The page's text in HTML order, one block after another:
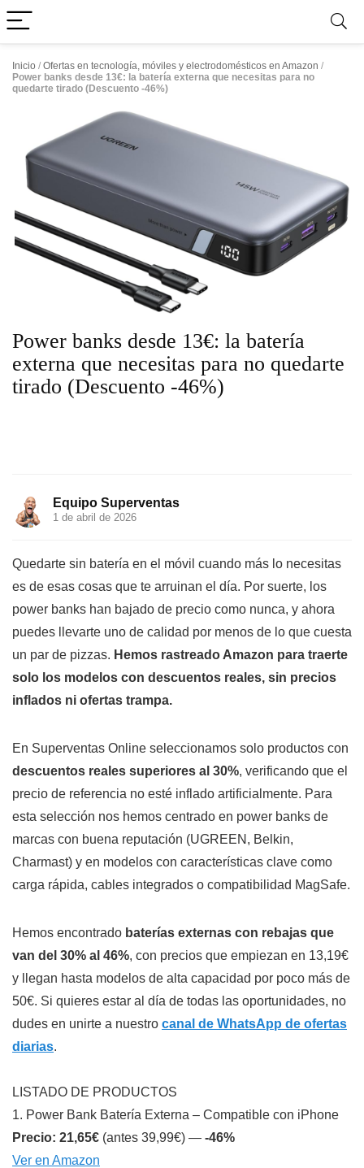
Inicio / Ofertas en tecnología, móviles y electrodomésticos en Amazon /
Power banks desde 13€: la batería externa que necesitas para no
quedarte tirado (Descuento -46%)
Power banks desde 13€: la batería
externa que necesitas para no quedarte
tirado (Descuento -46%)
Equipo Superventas
1 de abril de 2026
Quedarte sin batería en el móvil cuando más lo necesitas
es de esas cosas que te arruinan el día. Por suerte, los
power banks han bajado de precio como nunca, y ahora
puedes llevarte uno de calidad por menos de lo que cuesta
un par de pizzas. Hemos rastreado Amazon para traerte
solo los modelos con descuentos reales, sin precios
inflados ni ofertas trampa.
En Superventas Online seleccionamos solo productos con
descuentos reales superiores al 30%, verificando que el
precio de referencia no esté inflado artificialmente. Para
esta selección nos hemos centrado en power banks de
marcas con buena reputación (UGREEN, Belkin,
Charmast) y en modelos con características clave como
carga rápida, cables integrados o compatibilidad MagSafe.
Hemos encontrado baterías externas con rebajas que
van del 30% al 46%, con precios que empiezan en 13,19€
y llegan hasta modelos de alta capacidad por poco más de
50€. Si quieres estar al día de todas las oportunidades, no
dudes en unirte a nuestro canal de WhatsApp de ofertas
diarias.
LISTADO DE PRODUCTOS
1. Power Bank Batería Externa – Compatible con iPhone
Precio: 21,65€ (antes 39,99€) — -46%
Ver en Amazon